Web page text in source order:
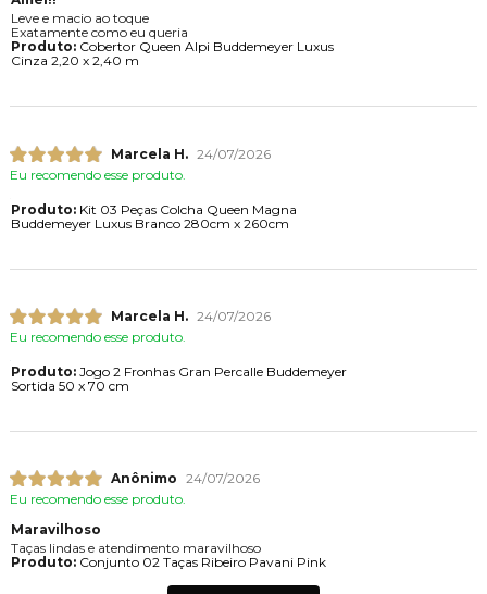
Leve e macio ao toque
Exatamente como eu queria
Produto:Cobertor Queen Alpi Buddemeyer Luxus
Cinza 2,20 x 2,40 m
Marcela H. 24/07/2026
Eu recomendo esse produto.
Produto:Kit 03 Peças Colcha Queen Magna
Buddemeyer Luxus Branco 280cm x 260cm
Marcela H. 24/07/2026
Eu recomendo esse produto.
Produto:Jogo 2 Fronhas Gran Percalle Buddemeyer
Sortida 50 x 70 cm
Anônimo 24/07/2026
Eu recomendo esse produto.
Maravilhoso
Taças lindas e atendimento maravilhoso
Produto:Conjunto 02 Taças Ribeiro Pavani Pink